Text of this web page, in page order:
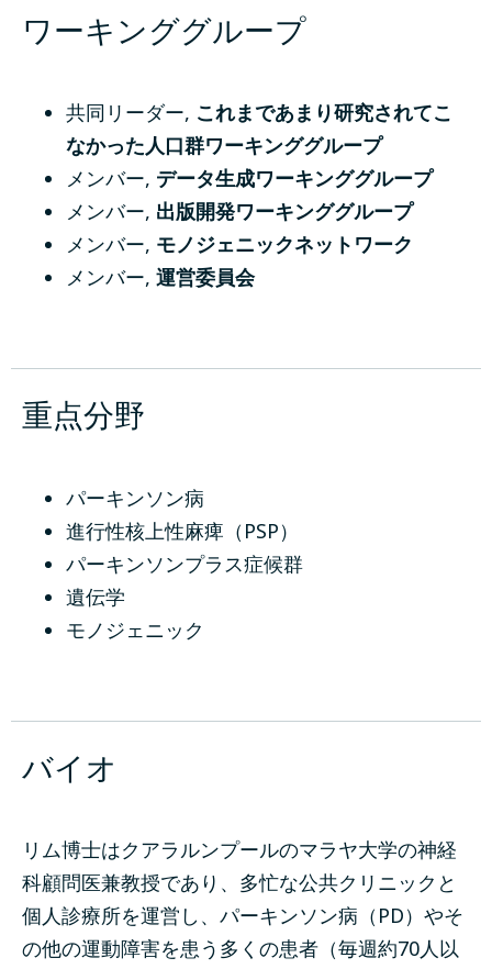
ワーキンググループ
共同リーダー, これまであまり研究されてこ
なかった人口群ワーキンググループ
メンバー, データ生成ワーキンググループ
メンバー, 出版開発ワーキンググループ
メンバー, モノジェニックネットワーク
メンバー, 運営委員会
重点分野
パーキンソン病
進行性核上性麻痺（PSP）
パーキンソンプラス症候群
遺伝学
モノジェニック
バイオ
リム博士はクアラルンプールのマラヤ大学の神経
科顧問医兼教授であり、多忙な公共クリニックと
個人診療所を運営し、パーキンソン病（PD）やそ
の他の運動障害を患う多くの患者（毎週約70人以